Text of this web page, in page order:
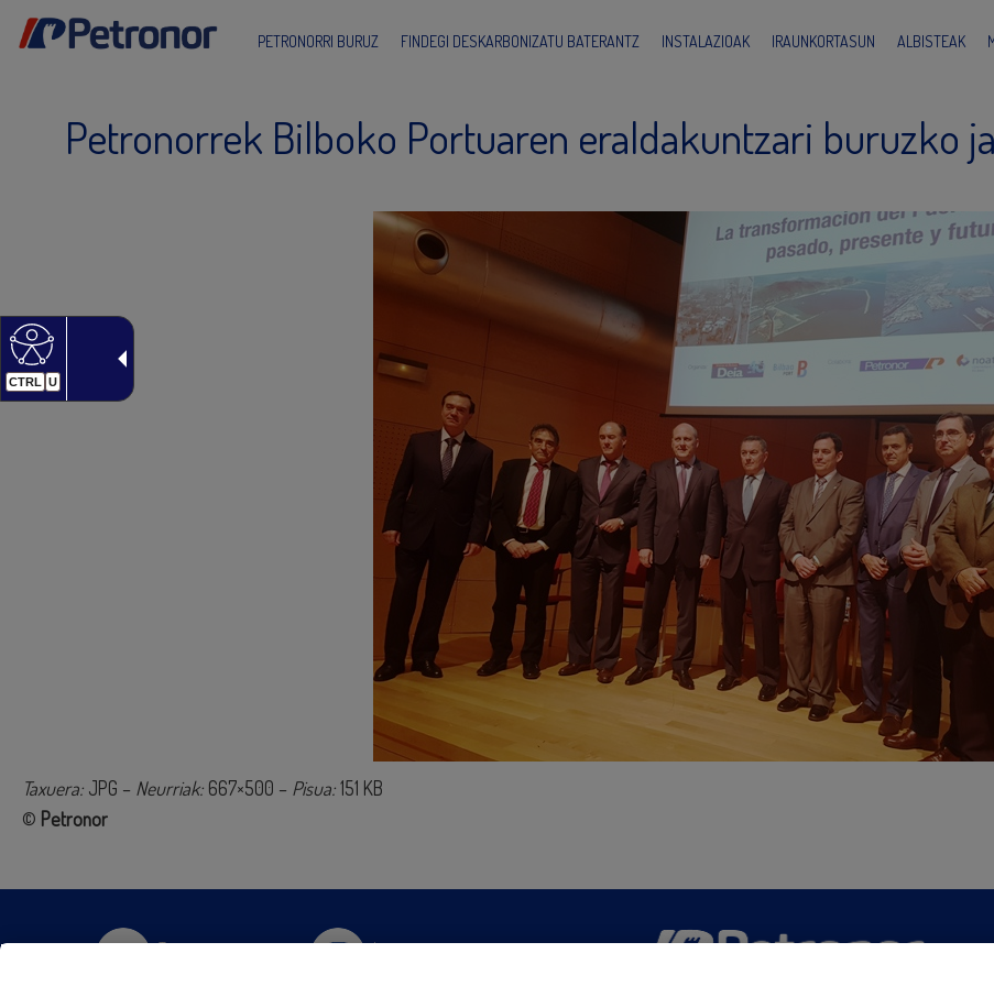
CTRL U
PETRONORRI BURUZ FINDEGI DESKARBONIZATU BATERANTZ INSTALAZIOAK IRAUNKORTASUN ALBISTEAK
Petronorrek Bilboko Portuaren eraldakuntzari buruzko
Taxuera: JPG – Neurriak: 667×500 – Pisua:151 KB
© Petronor
Twitter Instagram